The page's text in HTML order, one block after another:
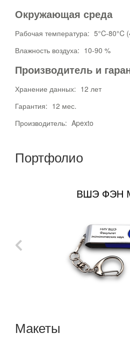
Окружающая среда
Рабочая температура: 5°C-80°C
Влажность воздуха: 10-90 %
Производитель и
Хранение данных: 12 лет
Гарантия: 12 мес.
Производитель: Apexto
Портфолио
ВШЭ ФЭН
Макеты